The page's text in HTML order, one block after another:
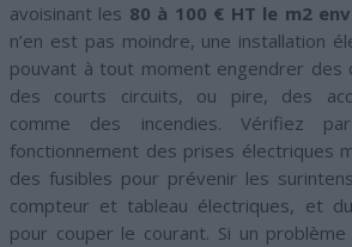
avoisinant les 80 à 100 € HT le m2
n’en est pas moindre, une installation
pouvant à tout moment engendrer des
des courts circuits, ou pire, des
comme des incendies. Vérifiez
fonctionnement des prises électriques
des fusibles pour prévenir les
compteur et tableau électriques, et
pour couper le courant. Si un